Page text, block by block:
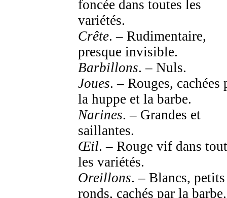
foncée dans toutes les
variétés.
Crête. – Rudimentaire,
presque invisible.
Barbillons. – Nuls.
Joues. – Rouges, cachées
la huppe et la barbe.
Narines. – Grandes et
saillantes.
Œil. – Rouge vif dans
les variétés.
Oreillons. – Blancs,
ronds, cachés par la barbe.